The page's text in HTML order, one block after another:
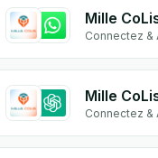
Mille
Connectez &
Mille
Connectez &